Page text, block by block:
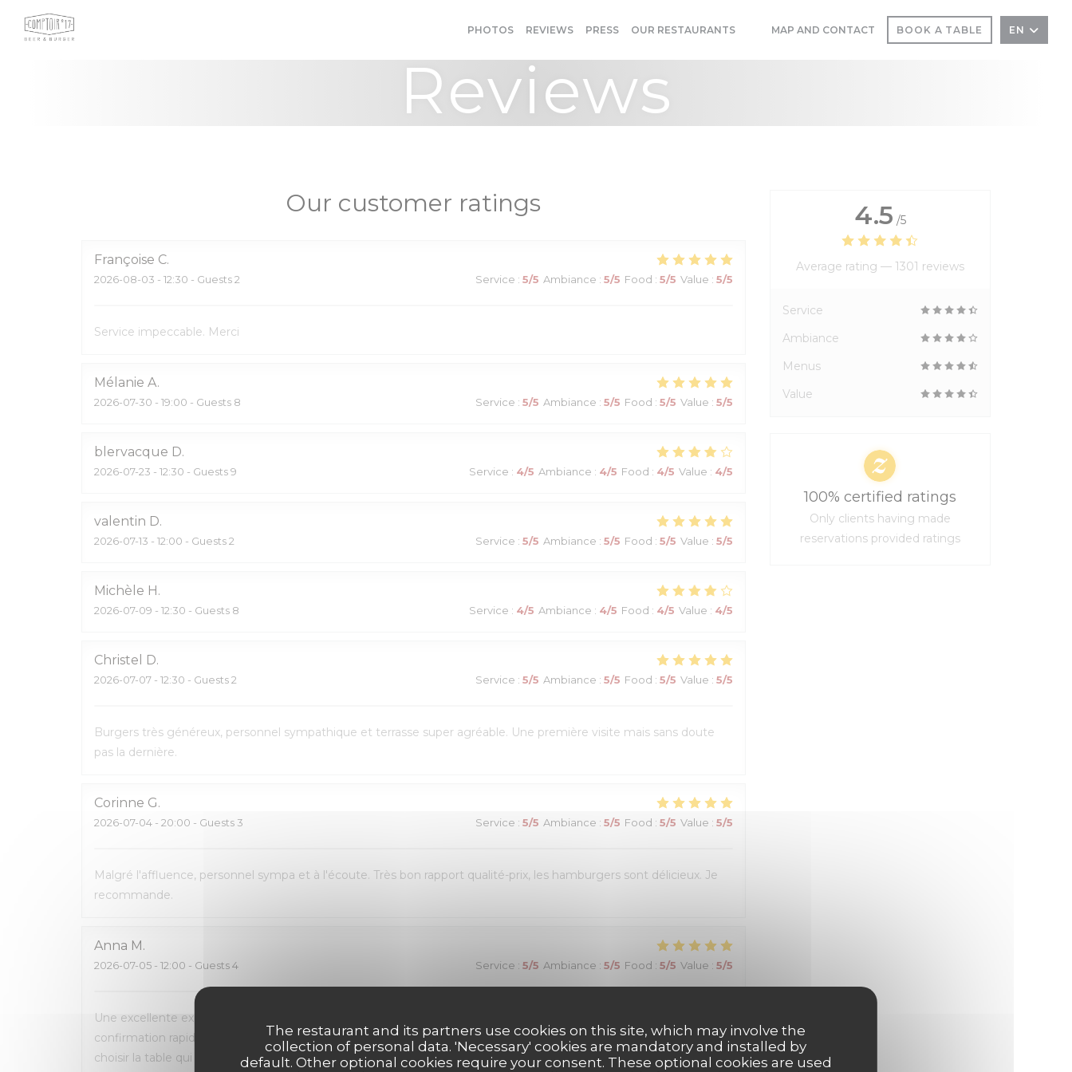
Personalizing your cookie choices
The restaurant and its partners use cookies on this site, which may involve the
collection of personal data. 'Necessary' cookies are mandatory and installed by
default. Other optional cookies require your consent. These optional cookies are used
PHOTOS REVIEWS PRESS OUR RESTAURANTS
((OPENS IN A NEW WINDOW))
((OPENS IN A NEW WINDOW))
MAP AND CONTACT BOOK A TABLE EN
Reviews
Our customer ratings
Françoise C
2026-08-03 - 12:30 - Guests 2 Service : 5/5 Ambiance : 5/5 Food : 5/5 Value : 5/5
Service impeccable. Merci
Mélanie A
2026-07-30 - 19:00 - Guests 8 Service : 5/5 Ambiance : 5/5 Food : 5/5 Value : 5/5
blervacque D
2026-07-23 - 12:30 - Guests 9 Service : 4/5 Ambiance : 4/5 Food : 4/5 Value : 4/5
valentin D
2026-07-13 - 12:00 - Guests 2 Service : 5/5 Ambiance : 5/5 Food : 5/5 Value : 5/5
Michèle H
2026-07-09 - 12:30 - Guests 8 Service : 4/5 Ambiance : 4/5 Food : 4/5 Value : 4/5
Christel D
2026-07-07 - 12:30 - Guests 2 Service : 5/5 Ambiance : 5/5 Food : 5/5 Value : 5/5
Burgers très généreux, personnel sympathique et terrasse super agréable. Une première visite mais sans doute
pas la dernière.
Corinne G
2026-07-04 - 20:00 - Guests 3 Service : 5/5 Ambiance : 5/5 Food : 5/5 Value : 5/5
Malgré l'affluence, personnel sympa et à l'écoute. Très bon rapport qualité-prix, les hamburgers sont délicieux. Je
recommande.
Anna M
2026-07-05 - 12:00 - Guests 4 Service : 5/5 Ambiance : 5/5 Food : 5/5 Value : 5/5
Une excellente expérience du début à la fin. La réservation en ligne était très simple et fluide, avec une
confirmation rapide par e-mail et SMS. L’accueil était chaleureux et le personnel très à l’écoute. Nous avons pu
choisir la table qui nous convenait le mieux. Les burgers étaient excellents et le service impeccable. Nous avons
4.5 /5
Average rating — 1301 reviews
Service
Ambiance
Menus
Value
100% certified ratings
Only clients having made
reservations provided ratings